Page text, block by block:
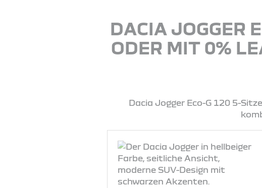
DACIA JOGGER
ODER MIT 0%
Dacia Jogger Eco-G 120 5-